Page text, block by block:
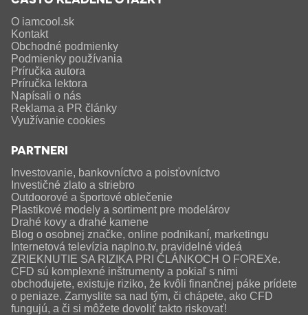
O iamcool.sk
Kontakt
Obchodné podmienky
Podmienky používania
Príručka autora
Príručka lektora
Napísali o nás
Reklama a PR články
Využívanie cookies
PARTNERI
Investovanie, bankovníctvo a poisťovníctvo
Investičné zlato a striebro
Outdoorové a športové oblečenie
Plastikové modely a sortiment pre modelárov
Drahé kovy a drahé kamene
Blog o osobnej značke, online podnikaní, marketingu
Internetová televízia naplno.tv, pravidelné videá
ZRIEKNUTIE SA RIZIKA PRI ČLÁNKOCH O FOREXe.
CFD sú komplexné inštrumenty a pokiaľ s nimi
obchodujete, existuje riziko, že kvôli finančnej páke prídete
o peniaze. Zamyslite sa nad tým, či chápete, ako CFD
fungujú, a či si môžete dovoliť takto riskovať!